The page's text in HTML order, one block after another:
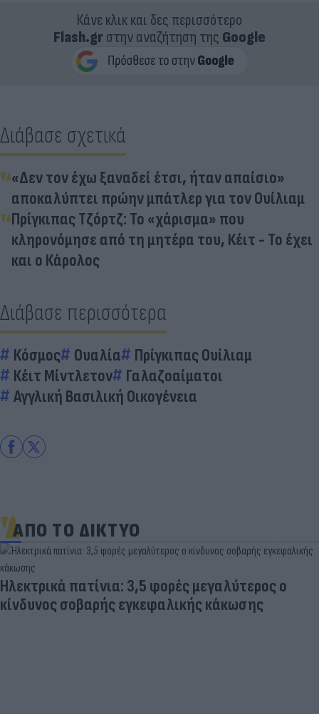
Κάνε κλικ και δες περισσότερο
Flash.grστην αναζήτηση της Google
Διάβασε σχετικά
«Δεν τον έχω ξαναδεί έτσι, ήταν απαίσιο»
αποκαλύπτει πρώην μπάτλερ για τον Ουίλιαμ
Πρίγκιπας Τζόρτζ: Το «χάρισμα» που
κληρονόμησε από τη μητέρα του, Κέιτ - Το έχει
και ο Κάρολος
Διάβασε περισσότερα
Κόσμος Ουαλία
Πρίγκιπας Ουίλιαμ
Κέιτ Μίντλετον
Γαλαζοαίματοι
Αγγλική Βασιλική Οικογένεια
ΑΠΟ ΤΟ ΔΙΚΤΥΟ